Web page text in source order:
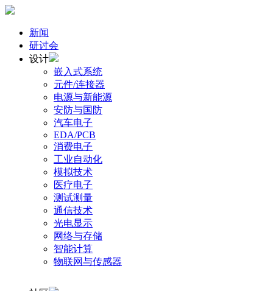
新闻
研讨会
设计
嵌入式系统
元件/连接器
电源与新能源
安防与国防
汽车电子
EDA/PCB
消费电子
工业自动化
模拟技术
医疗电子
测试测量
通信技术
光电显示
网络与存储
智能计算
物联网与传感器